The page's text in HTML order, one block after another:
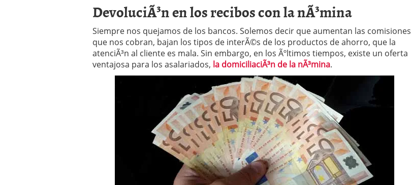
cambiando
gestión
del
ahorro
en
Seguros de convenio en pymes: la obligación que muchas empresas
descubren cuando ya es demasiado tarde 20/07/2026
ReseÃ±a de SIFX: Lo Que Deben Saber los Traders Mexicanos Antes de
Operar 29/06/2026
Crear empresa online vs proceso tradicional: ventajas reales para pymes
29/05/2026
CÃ³mo afrontar una baja mÃ©dica cuando trabajas por cuenta propia
26/05/2026
DevoluciÃ³n en los recibos con la nÃ³mina
Siempre nos quejamos de los bancos. Solemos decir que aumentan las comisiones
que nos cobran, bajan los tipos de interÃ©s de los productos de ahorro, que la
atenciÃ³n al cliente es mala. Sin embargo, en los Ãºltimos tiempos, existe un oferta
ventajosa para los asalariados, la domiciliaciÃ³n de la nÃ³mina.